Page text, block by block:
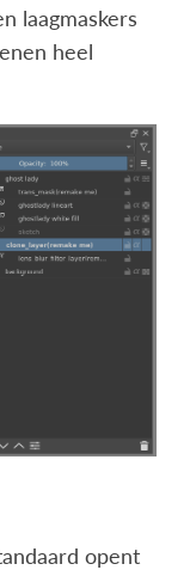
laagmaskers
heel
opent